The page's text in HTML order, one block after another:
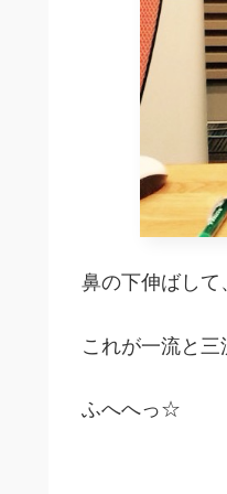
鼻の下伸ばし
これが一流と三
ふへへっ☆